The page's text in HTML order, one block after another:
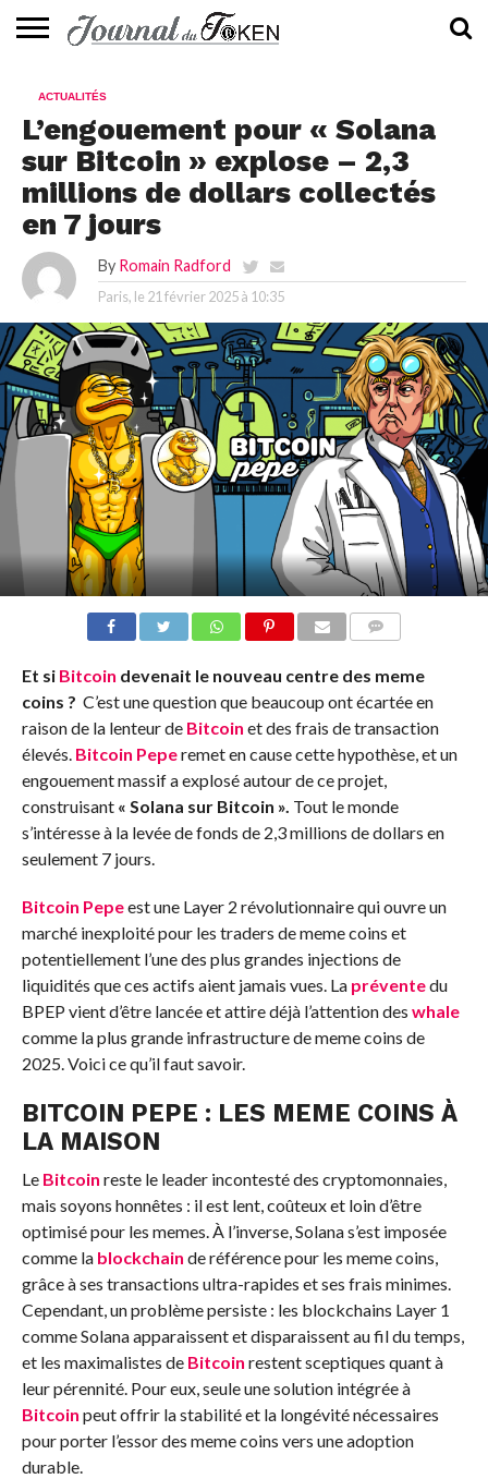
📰
EVALUATION
GUIDE
TENDANCES
À
CONTACTEZ-
ACTUALITÉS
L’engouement pour « Solana
sur Bitcoin » explose – 2,3
millions de dollars collectés
en 7 jours
By Romain Radford
Paris, le 21 février 2025 à 10:35
Et si Bitcoin devenait le nouveau centre des meme
coins ? C’est une question que beaucoup ont écartée en
raison de la lenteur de Bitcoin et des frais de transaction
élevés. Bitcoin Peperemet en cause cette hypothèse, et un
engouement massif a explosé autour de ce projet,
construisant « Solana sur Bitcoin ». Tout le monde
s’intéresse à la levée de fonds de 2,3 millions de dollars en
seulement 7 jours.
Bitcoin Pepeest une Layer 2 révolutionnaire qui ouvre un
marché inexploité pour les traders de meme coins et
potentiellement l’une des plus grandes injections de
liquidités que ces actifs aient jamais vues. La préventedu
BPEP vient d’être lancée et attire déjà l’attention des whale
comme la plus grande infrastructure de meme coins de
2025. Voici ce qu’il faut savoir.
BITCOIN PEPE : LES MEME COINS À
LA MAISON
Le Bitcoin reste le leader incontesté des cryptomonnaies,
mais soyons honnêtes : il est lent, coûteux et loin d’être
optimisé pour les memes. À l’inverse, Solana s’est imposée
comme la blockchain de référence pour les meme coins,
grâce à ses transactions ultra-rapides et ses frais minimes.
Cependant, un problème persiste : les blockchains Layer 1
comme Solana apparaissent et disparaissent au fil du temps,
et les maximalistes de Bitcoin restent sceptiques quant à
leur pérennité. Pour eux, seule une solution intégrée à
Bitcoin peut offrir la stabilité et la longévité nécessaires
pour porter l’essor des meme coins vers une adoption
durable.